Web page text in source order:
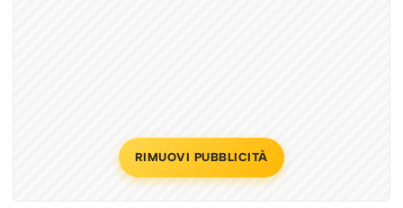
RIMUOVI PUBBLICITÀ